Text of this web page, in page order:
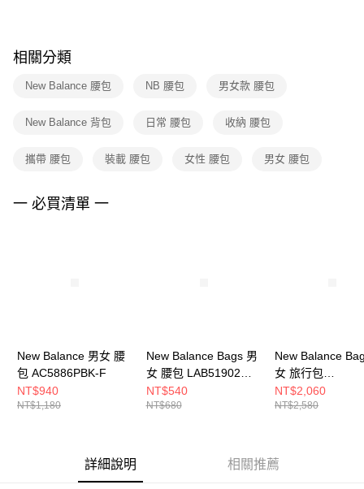
※ 交易是否成功請以「AFTEE先享後付 」之結帳頁面顯示為準，若有關於
是否繳費成功／繳費後需取消欲退款等相關疑問，請聯繫「AFTEE先享後付
客戶支援中心」 https://netprotections.freshdesk.com/support/home
１．透過由恩沛科技股份有限公司提供之「AFTEE先享後付」服務完成之交
權轉讓予恩沛科技股份有限公司。
３．未成年的使用者請事先徵得法定代理人或監護人之同意方可使用
「AFTEE先享後付」，若未經同意申辦者引起之損失，本公司不負相關責
相關分類
New Balance 腰包 NB 腰包 男女款 腰包
New Balance 背包 日常 腰包 收納 腰包
攜帶 腰包 裝載 腰包 女性 腰包 男女 腰包
一 必買清單 一
New Balance 男女 腰
包 AC5886PBK-F
NT$940
NT$1,180
New Balance Bags 男
女 腰包 LAB51902WT-
F
NT$540
NT$680
New Balance
女 旅行包
LAB51003BK-F
NT$2,060
NT$2,580
詳細說明 相關推薦